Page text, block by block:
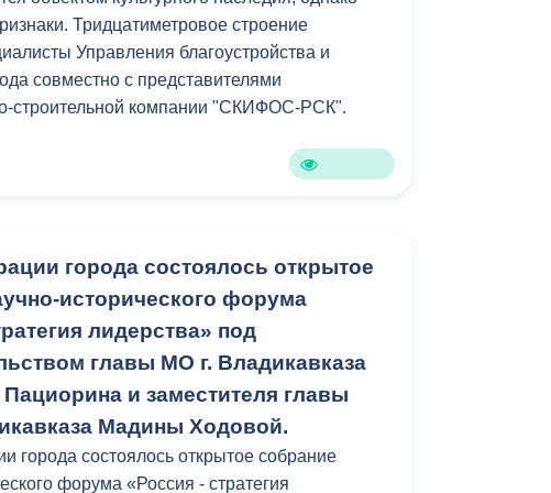
Противодействие коррупции
Градостроительная деятельность
на
в
по
Гражданская оборона в
чрезвычайных ситуациях
Незаконное строительство
и
Информация финансового
органа
Тридцатиметровое строение
Управления благоустройства и
совместно с представителями
строительной компании "СКИФОС-РСК".
города состоялось открытое
исторического форума
лидерства» под
главы МО г. Владикавказа
и заместителя главы
Мадины Ходовой.
города состоялось открытое собрание
форума «Россия - стратегия